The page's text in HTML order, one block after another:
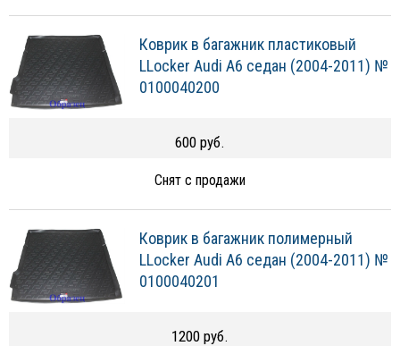
Коврик в багажник пластиковый
LLocker Audi A6 седан (2004-2011) №
0100040200
600 руб.
Снят с продажи
Коврик в багажник полимерный
LLocker Audi A6 седан (2004-2011) №
0100040201
1200 руб.